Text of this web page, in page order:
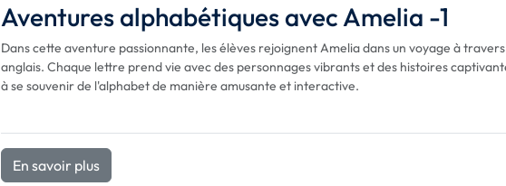
Aventures alphabétiques avec Amelia -1
Dans cette aventure passionnante, les élèves rejoignent Amelia dans un voyage à
anglais. Chaque lettre prend vie avec des personnages vibrants et des histoires
à se souvenir de l'alphabet de manière amusante et interactive.
En savoir plus